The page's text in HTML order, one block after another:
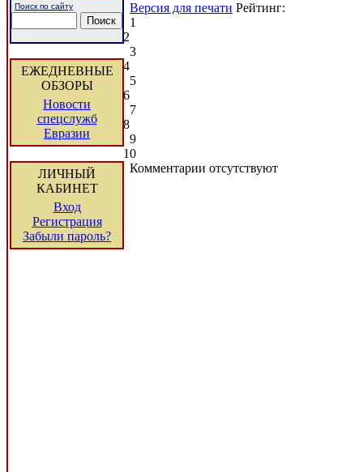
Поиск по сайту
ЕЖЕДНЕВНЫЕ
ОБЗОРЫ
Новости
спецслужб
Евразии
ЛИЧНЫЙ
КАБИНЕТ
Вход
Регистрация
Забыли пароль?
Версия для печати Рейтинг:
1
2
3
4
5
6
7
8
9
10
Комментарии отсутствуют